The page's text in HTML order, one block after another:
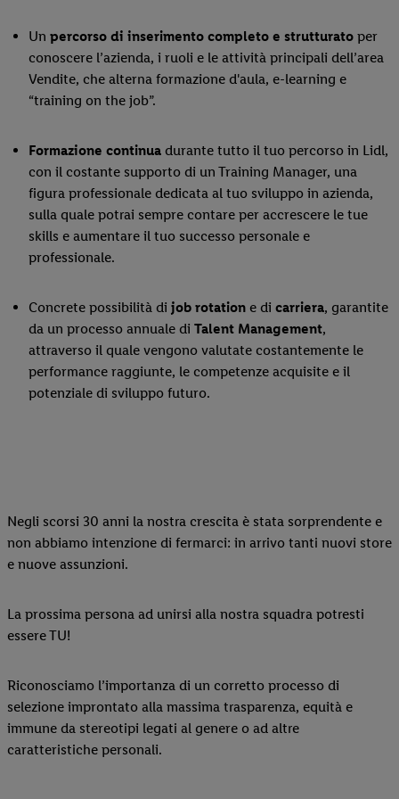
Un percorso di inserimento completo e strutturato per
conoscere l’azienda, i ruoli e le attività principali dell’area
Vendite, che alterna formazione d'aula, e-learning e
“training on the job”.
Formazione continua durante tutto il tuo percorso in Lidl,
con il costante supporto di un Training Manager, una
figura professionale dedicata al tuo sviluppo in azienda,
sulla quale potrai sempre contare per accrescere le tue
skills e aumentare il tuo successo personale e
professionale.
Concrete possibilità di job rotation e di carriera, garantite
da un processo annuale di Talent Management,
attraverso il quale vengono valutate costantemente le
performance raggiunte, le competenze acquisite e il
potenziale di sviluppo futuro.
Negli scorsi 30 anni la nostra crescita è stata sorprendente e
non abbiamo intenzione di fermarci: in arrivo tanti nuovi store
e nuove assunzioni.
La prossima persona ad unirsi alla nostra squadra potresti
essere TU!
Riconosciamo l’importanza di un corretto processo di
selezione improntato alla massima trasparenza, equità e
immune da stereotipi legati al genere o ad altre
caratteristiche personali.